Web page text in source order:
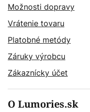
Možnosti dopravy
Vrátenie tovaru
Platobné metódy
Záruky výrobcu
Zákaznícky účet
O Lumories.sk